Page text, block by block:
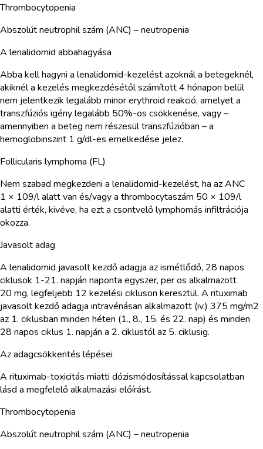
Thrombocytopenia
Abszolút neutrophil szám (ANC) – neutropenia
A lenalidomid abbahagyása
Abba kell hagyni a lenalidomid-kezelést azoknál a betegeknél,
akiknél a kezelés megkezdésétől számított 4 hónapon belül
nem jelentkezik legalább minor erythroid reakció, amelyet a
transzfúziós igény legalább 50%-os csökkenése, vagy –
amennyiben a beteg nem részesül transzfúzióban – a
hemoglobinszint 1 g/dl-es emelkedése jelez.
Follicularis lymphoma (FL)
Nem szabad megkezdeni a lenalidomid-kezelést, ha az ANC
1 × 109/l alatt van és/vagy a thrombocytaszám 50 × 109/l
alatti érték, kivéve, ha ezt a csontvelő lymphomás infiltrációja
okozza.
Javasolt adag
A lenalidomid javasolt kezdő adagja az ismétlődő, 28 napos
ciklusok 1-21. napján naponta egyszer, per os alkalmazott
20 mg, legfeljebb 12 kezelési cikluson keresztül. A rituximab
javasolt kezdő adagja intravénásan alkalmazott (iv.) 375 mg/m2
az 1. ciklusban minden héten (1., 8., 15. és 22. nap) és minden
28 napos ciklus 1. napján a 2. ciklustól az 5. ciklusig.
Az adagcsökkentés lépései
A rituximab-toxicitás miatti dózismódosítással kapcsolatban
lásd a megfelelő alkalmazási előírást.
Thrombocytopenia
Abszolút neutrophil szám (ANC) – neutropenia